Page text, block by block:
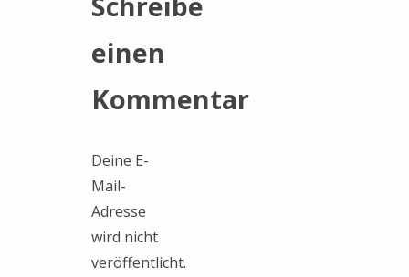
einen
Kommentar
Deine E-
Mail-
Adresse
wird nicht
veröffentlicht.